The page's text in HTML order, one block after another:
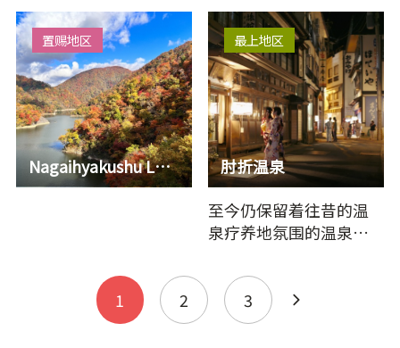
the ropeway to s…
Nagaihyakushu Lake
置赐地区
肘折温泉
最上地区
至今仍保留着往昔的温
泉疗养地氛围的温泉
泉，舒适朴素的街道极
具魅力。位…
1 2 3